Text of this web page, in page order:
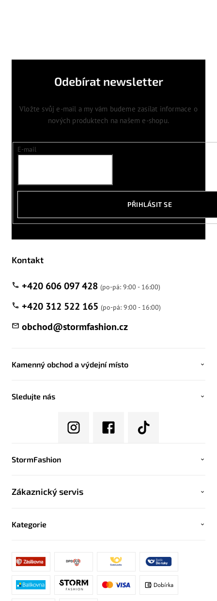
Odebírat newsletter
Vložte svůj e-mail a my vám budeme zasílat informace o
nových produktech na našem e-shopu.
E-mail
PŘIHLÁSIT SE
Kontakt
obchod@stormfashion.cz
+420 606 097 428
+420 312 522 165
Kamenný obchod a výdejní místo
Sledujte nás
StormFashion
Zákaznický servis
Kategorie